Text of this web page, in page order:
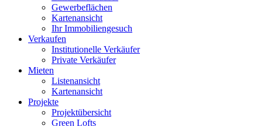
Gewerbeflächen
Kartenansicht
Ihr Immobiliengesuch
Verkaufen
Institutionelle Verkäufer
Private Verkäufer
Mieten
Listenansicht
Kartenansicht
Projekte
Projektübersicht
Green Lofts